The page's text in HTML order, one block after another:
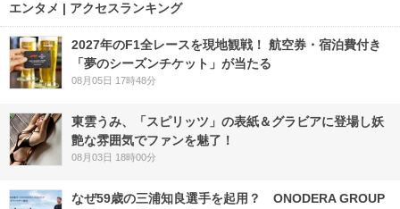
エンタメ | アクセスランキング
2027年のF1全レースを現地観戦！ 航空券・宿泊費付き
「夢のシーズンチケット」が当たる
08月05日 17時48分
東雲うみ、「スピリッツ」の表紙＆グラビアに登場し妖
艶な雰囲気でファンを魅了！
08月03日 18時00分
なぜ59歳の三浦知良選手を起用？ ONODERA GROUP